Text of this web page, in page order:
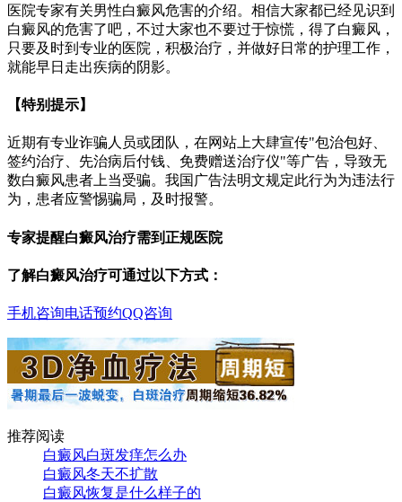
医院专家有关男性白癜风危害的介绍。相信大家都已经见识到
白癜风的危害了吧，不过大家也不要过于惊慌，得了白癜风，
只要及时到专业的医院，积极治疗，并做好日常的护理工作，
就能早日走出疾病的阴影。
【特别提示】
近期有专业诈骗人员或团队，在网站上大肆宣传"包治包好、
签约治疗、先治病后付钱、免费赠送治疗仪"等广告，导致无
数白癜风患者上当受骗。我国广告法明文规定此行为为违法行
为，患者应警惕骗局，及时报警。
专家提醒白癜风治疗需到正规医院
了解白癜风治疗可通过以下方式：
手机咨询电话预约QQ咨询
推荐阅读
白癜风白斑发痒怎么办
白癜风冬天不扩散
白癜风恢复是什么样子的